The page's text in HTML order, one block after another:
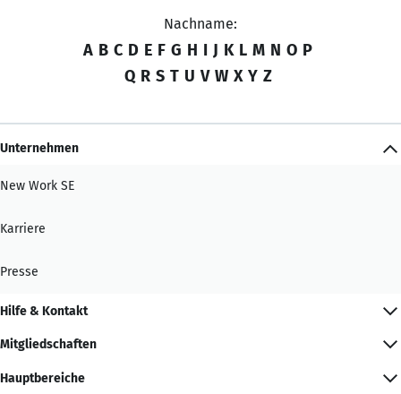
Nachname:
A B C D E F G H I J K L M N O P
Q R S T U V W X Y Z
Unternehmen
New Work SE
Karriere
Presse
Hilfe & Kontakt
Mitgliedschaften
Hauptbereiche